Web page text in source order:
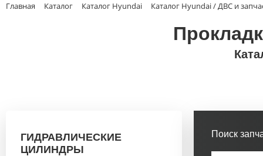
Главная Каталог Каталог Hyundai Каталог Hyundai / ДВС и
ГИДРАВЛИЧЕСКИЕ
ЦИЛИНДРЫ
Поиск